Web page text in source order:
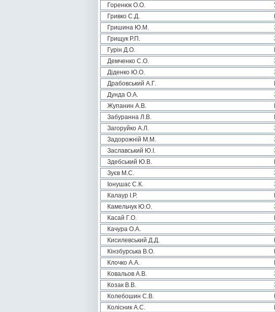
Горенюк О.О.
Гривко С.Д.
Гришина Ю.М.
Грищук Р.П.
Гурін Д.О.
Демченко С.О.
Діденко Ю.О.
Драбовський А.Г.
Дунда О.А.
Жупанин А.В.
Забуранна Л.В.
Загоруйко А.Л.
Задорожній М.М.
Заславський Ю.І.
Здебський Ю.В.
Зуєв М.С.
Іонушас С.К.
Калаур І.Р.
Камельчук Ю.О.
Касай Г.О.
Качура О.А.
Кисилевський Д.Д.
Кінзбурська В.О.
Клочко А.А.
Ковальов А.В.
Козак В.В.
Колебошин С.В.
Колісник А.С.